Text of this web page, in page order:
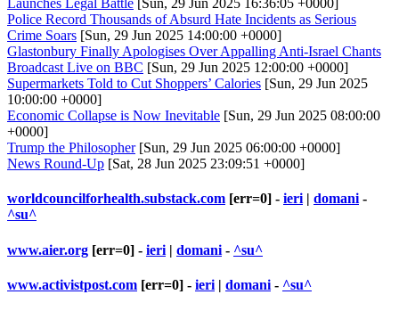
Launches Legal Battle [Sun, 29 Jun 2025 16:36:05 +0000]
Police Record Thousands of Absurd Hate Incidents as Serious
Crime Soars [Sun, 29 Jun 2025 14:00:00 +0000]
Glastonbury Finally Apologises Over Appalling Anti-Israel Chants
Broadcast Live on BBC [Sun, 29 Jun 2025 12:00:00 +0000]
Supermarkets Told to Cut Shoppers’ Calories [Sun, 29 Jun 2025
10:00:00 +0000]
Economic Collapse is Now Inevitable [Sun, 29 Jun 2025 08:00:00
+0000]
Trump the Philosopher[Sun, 29 Jun 2025 06:00:00 +0000]
News Round-Up [Sat, 28 Jun 2025 23:09:51 +0000]
worldcouncilforhealth.substack.com [err=0] - ieri | domani -
^su^
www.aier.org [err=0] - ieri | domani - ^su^
www.activistpost.com [err=0] - ieri | domani - ^su^